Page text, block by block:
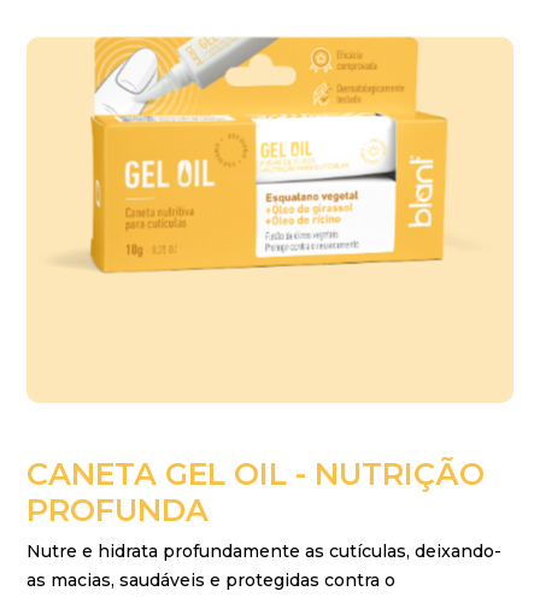
CANETA GEL OIL - NUTRIÇÃO
PROFUNDA
Nutre e hidrata profundamente as cutículas, deixando-
as macias, saudáveis e protegidas contra o